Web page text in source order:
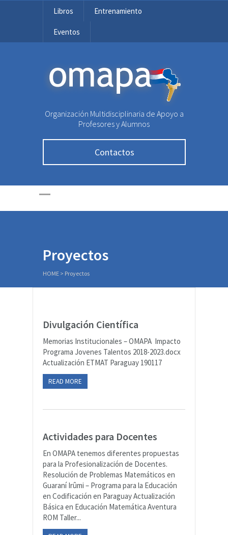
Libros Entrenamiento
Eventos
OMAPA
Organización Multidisciplinaria de Apoyo a
Profesores y Alumnos
Contactos
Proyectos
HOME > Proyectos
Divulgación Científica
Memorias Institucionales – OMAPA Impacto
Programa Jovenes Talentos 2018-2023.docx
Actualización ETMAT Paraguay 190117
READ MORE
Actividades para Docentes
En OMAPA tenemos diferentes propuestas
para la Profesionalización de Docentes.
Resolución de Problemas Matemáticos en
Guaraní Irûmi – Programa para la Educación
en Codificación en Paraguay Actualización
Básica en Educación Matemática Aventura
ROM Taller...